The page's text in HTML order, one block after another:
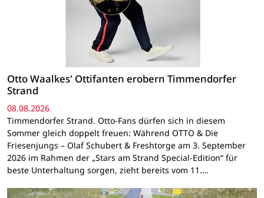
Otto Waalkes' Ottifanten erobern Timmendorfer
Strand
08.08.2026
Timmendorfer Strand. Otto-Fans dürfen sich in diesem
Sommer gleich doppelt freuen: Während OTTO & Die
Friesenjungs – Olaf Schubert & Freshtorge am 3. September
2026 im Rahmen der „Stars am Strand Special-Edition“ für
beste Unterhaltung sorgen, zieht bereits vom 11.…